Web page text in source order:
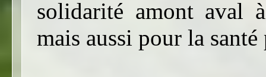
solidarité amont aval
mais aussi pour la